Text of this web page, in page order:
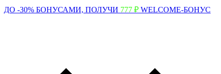
ДО -30% БОНУСАМИ, ПОЛУЧИ 777 ₽ WELCOME-БОНУС